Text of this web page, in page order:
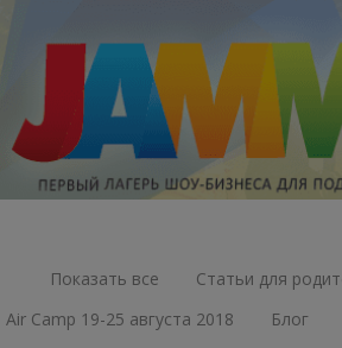
Показать все
Статьи для
Air Camp 19-25 августа 2018
Блог